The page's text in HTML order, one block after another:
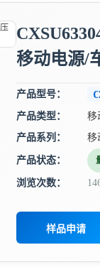
移动电源/
产品型号：
产品类型：
移
产品系列：
移
产品状态：
浏览次数：
样品申请